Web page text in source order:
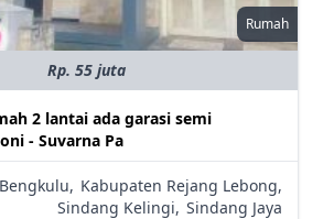
Rumah
Rp. 55 juta
2 lantai ada garasi semi
- Suvarna Pa
Bengkulu, Kabupaten Rejang Lebong,
Sindang Kelingi, Sindang Jaya